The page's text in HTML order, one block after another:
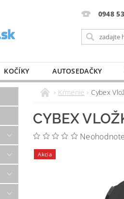
0948
KOČÍKY AUTOSEDAČKY
VÝBAVA DO PÔRODNICE
KONTAKT
Kŕmenie Cybex
CYBEX
Akcia